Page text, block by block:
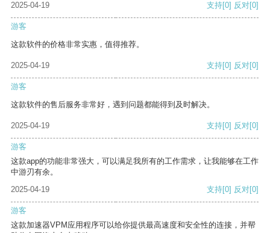
2025-04-19 支持[0] 反对[0]
游客
这款软件的价格非常实惠，值得推荐。
2025-04-19 支持[0] 反对[0]
游客
这款软件的售后服务非常好，遇到问题都能得到及时解决。
2025-04-19 支持[0] 反对[0]
游客
这款app的功能非常强大，可以满足我所有的工作需求，让我能够在工作
中游刃有余。
2025-04-19
支持[0] 反对[0]
游客
这款加速器VPM应用程序可以给你提供最高速度和安全性的连接，并帮